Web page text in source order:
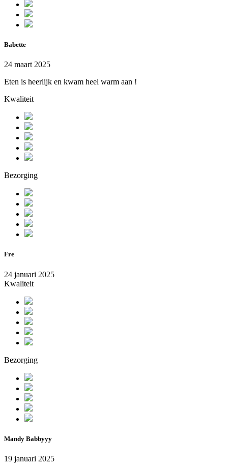
Babette
24 maart 2025
Eten is heerlijk en kwam heel warm aan !
Kwaliteit
Bezorging
Fre
24 januari 2025
Kwaliteit
Bezorging
Mandy Babbyyy
19 januari 2025